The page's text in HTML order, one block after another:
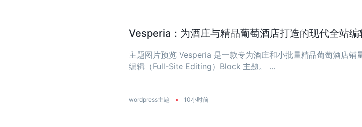
Vesperia：为酒庄与精品葡萄酒店打造的现代全站
主题图片预览 Vesperia 是一款专为酒庄和小批量精品葡萄酒店铺
编辑（Full-Site Editing）Block 主题。 ...
wordpress主题 • 10小时前